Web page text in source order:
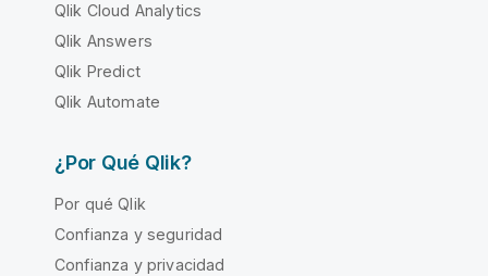
Qlik Cloud Analytics
Qlik Answers
Qlik Predict
Qlik Automate
¿Por Qué Qlik?
Por qué Qlik
Confianza y seguridad
Confianza y privacidad